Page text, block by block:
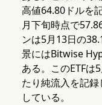
高値64.80ドルを
月下旬時点で
ンは5月13日の
景にはBitwise
ある。このETFは
たり純流入を記
している。